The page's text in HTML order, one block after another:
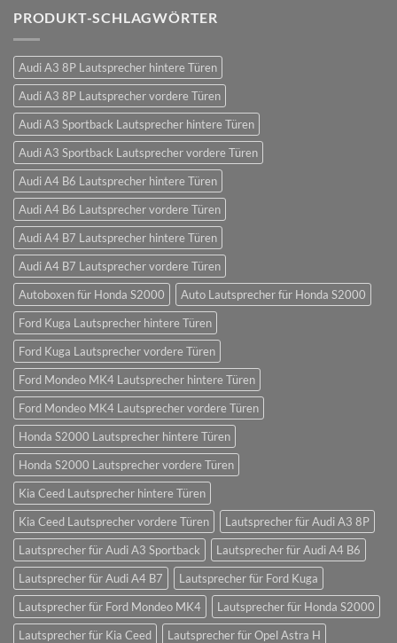
PRODUKT-SCHLAGWÖRTER
Audi A3 8P Lautsprecher hintere Türen
Audi A3 8P Lautsprecher vordere Türen
Audi A3 Sportback Lautsprecher hintere Türen
Audi A3 Sportback Lautsprecher vordere Türen
Audi A4 B6 Lautsprecher hintere Türen
Audi A4 B6 Lautsprecher vordere Türen
Audi A4 B7 Lautsprecher hintere Türen
Audi A4 B7 Lautsprecher vordere Türen
Autoboxen für Honda S2000
Auto Lautsprecher für Honda S2000
Ford Kuga Lautsprecher hintere Türen
Ford Kuga Lautsprecher vordere Türen
Ford Mondeo MK4 Lautsprecher hintere Türen
Ford Mondeo MK4 Lautsprecher vordere Türen
Honda S2000 Lautsprecher hintere Türen
Honda S2000 Lautsprecher vordere Türen
Kia Ceed Lautsprecher hintere Türen
Kia Ceed Lautsprecher vordere Türen
Lautsprecher für Audi A3 8P
Lautsprecher für Audi A3 Sportback
Lautsprecher für Audi A4 B6
Lautsprecher für Audi A4 B7
Lautsprecher für Ford Kuga
Lautsprecher für Ford Mondeo MK4
Lautsprecher für Honda S2000
Lautsprecher für Kia Ceed
Lautsprecher für Opel Astra H